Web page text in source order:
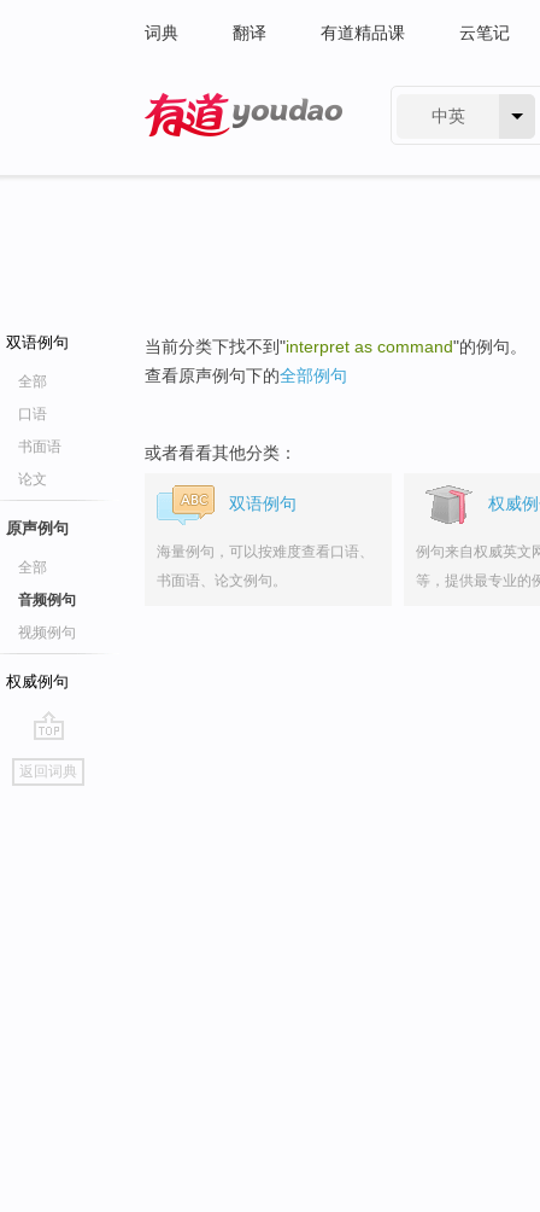
词典 翻译 有道精品课 云笔记
中英
双语例句
全部
口语
书面语
论文
原声例句
全部
音频例句
视频例句
权威例句
go
top
返回词典
当前分类下找不到"interpret as command"的例句。
查看原声例句下的全部例句
或者看看其他分类：
双语例句
海量例句，可以按难度查看口语、
书面语、论文例句。
权威
例句来自权威英文
等，提供最专业的